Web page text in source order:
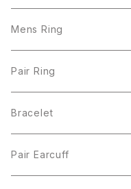
Mens Ring
Pair Ring
Bracelet
Pair Earcuff